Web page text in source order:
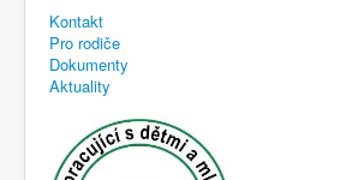
Kontakt
Pro rodiče
Dokumenty
Aktuality